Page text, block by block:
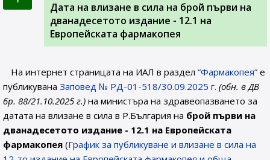
Дата на влизане в сила на брой първи на
дванадесетото издание - 12.1 на
Европейската фармакопея
На интернет страницата на ИАЛ в раздел“Фармакопея” е
публикувана Заповед № РД-01-518/30.09.2025 г. (обн. в ДВ
бр. 88/21.10.2025 г.) на министъра на здравеопазването за
датата на влизане в сила в Р.България на брой първи на
дванадесетото издание - 12.1 на Европейската
фармакопея (График за публикуване и влизане в сила на